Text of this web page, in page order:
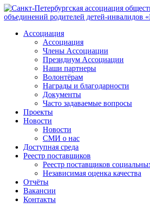
Ассоциация
Ассоциация
Члены Ассоциации
Президиум Ассоциации
Наши партнеры
Волонтёрам
Награды и благодарности
Документы
Часто задаваемые вопросы
Проекты
Новости
Новости
СМИ о нас
Доступная среда
Реестр поставщиков
Реестр поставщиков
Независимая оценка качества
Отчёты
Вакансии
Контакты